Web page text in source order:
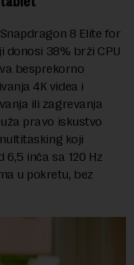
8 Elite for
donosi 38% brži CPU
besprekorno
4K videa i
ili zagrevanja
pravo iskustvo
koji
inča sa 120 Hz
u pokretu, bez